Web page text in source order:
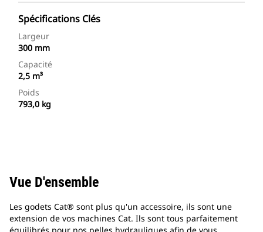
Spécifications Clés
Largeur
300 mm
Capacité
2,5 m³
Poids
793,0 kg
Vue D'ensemble
Les godets Cat® sont plus qu'un accessoire, ils sont une
extension de vos machines Cat. Ils sont tous parfaitement